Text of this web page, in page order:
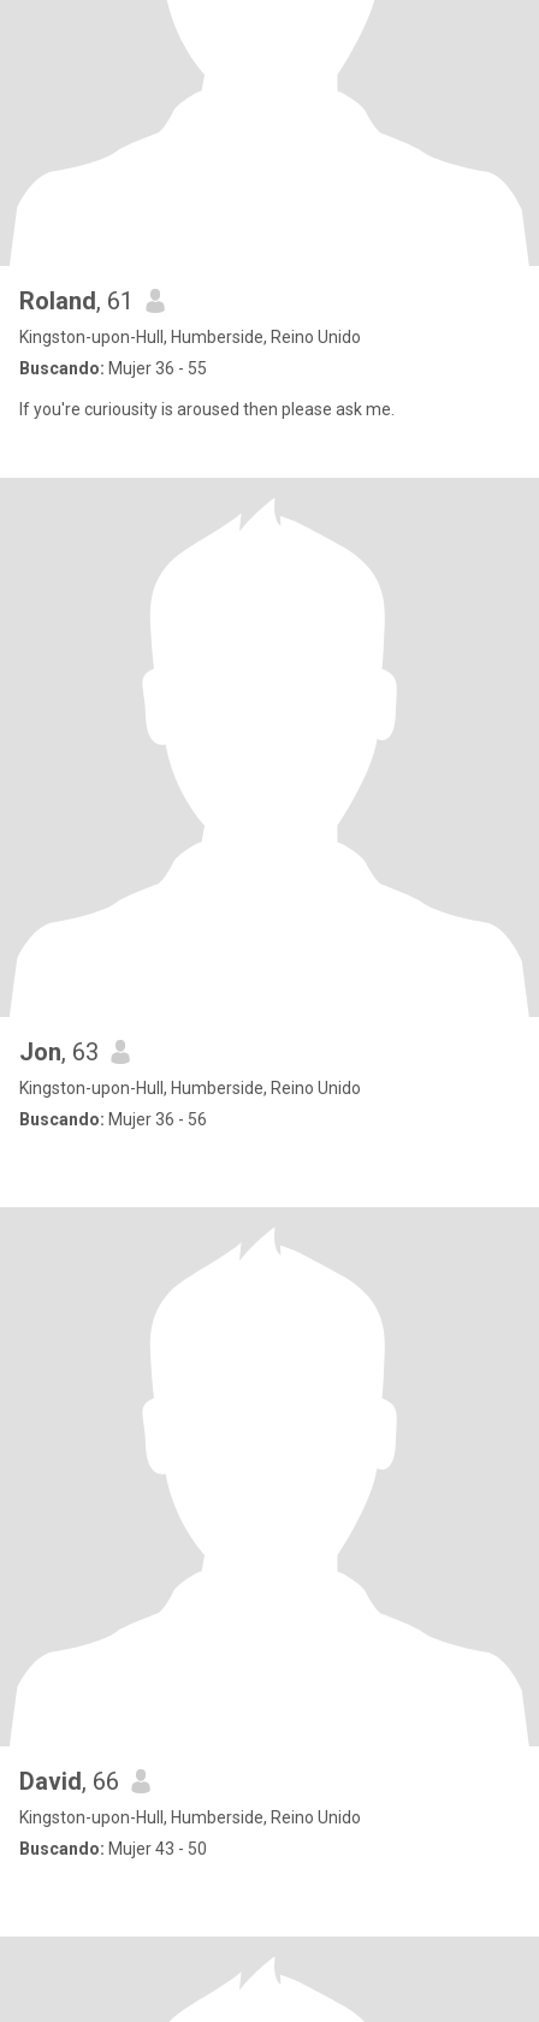
Roland, 61
Kingston-upon-Hull, Humberside, Reino Unido
Buscando: Mujer 36 - 55
If you're curiousity is aroused then please ask me.
Jon, 63
Kingston-upon-Hull, Humberside, Reino Unido
Buscando: Mujer 36 - 56
David, 66
Kingston-upon-Hull, Humberside, Reino Unido
Buscando: Mujer 43 - 50